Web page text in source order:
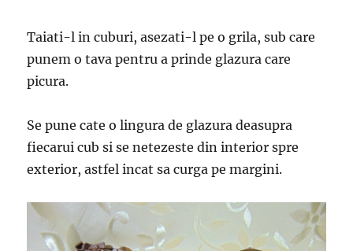
Taiati-l in cuburi, asezati-l pe o grila, sub care
punem o tava pentru a prinde glazura care
picura.
Se pune cate o lingura de glazura deasupra
fiecarui cub si se netezeste din interior spre
exterior, astfel incat sa curga pe margini.